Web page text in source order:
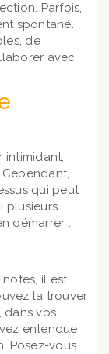
Parfois,
spontané.
de
avec
intimidant,
qui peut
plusieurs
démarrer :
il est
la trouver
dans vos
entendue,
Posez-vous